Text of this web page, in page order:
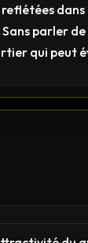
dans
parler de
qui peut